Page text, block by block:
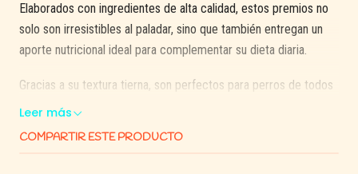
Elaborados con ingredientes de alta calidad, estos premios no
solo son irresistibles al paladar, sino que también entregan un
aporte nutricional ideal para complementar su dieta diaria.
Gracias a su textura tierna, son perfectos para perros de todos
los tamaños y edades, incluidos los de mandíbulas más
Leer más
COMPARTIR ESTE PRODUCTO